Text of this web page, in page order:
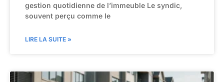
gestion quotidienne de l’immeuble Le syndic,
souvent perçu comme le
LIRE LA SUITE »